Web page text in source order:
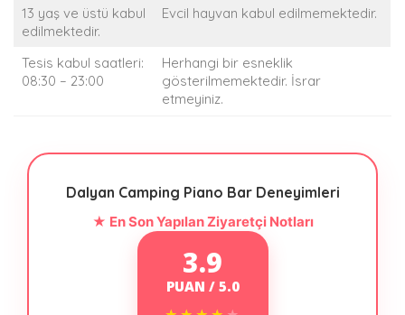
13 yaş ve üstü kabul
edilmektedir.
Evcil hayvan kabul edilmemektedir.
Tesis kabul saatleri:
08:30 – 23:00
Herhangi bir esneklik
gösterilmemektedir. İsrar
etmeyiniz.
Dalyan Camping Piano Bar Deneyimleri
★ En Son Yapılan Ziyaretçi Notları
3.9
PUAN / 5.0